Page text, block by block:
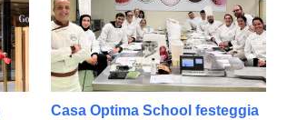
Casa Optima School festeggia